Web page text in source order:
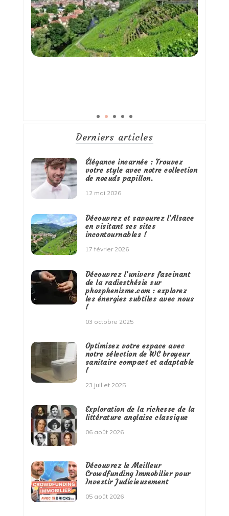
Derniers articles
Élégance incarnée : Trouvez
votre style avec notre collection
de noeuds papillon.
12 mai 2026
Découvrez et savourez l’Alsace
en visitant ses sites
incontournables !
17 février 2026
Découvrez l’univers fascinant
de la radiesthésie sur
phosphenisme.com : explorez
les énergies subtiles avec nous
!
03 octobre 2025
Optimisez votre espace avec
notre sélection de WC broyeur
sanitaire compact et adaptable
!
23 juillet 2025
Exploration de la richesse de la
littérature anglaise classique
06 août 2026
Découvrez le Meilleur
Crowdfunding Immobilier pour
Investir Judicieusement
05 août 2026